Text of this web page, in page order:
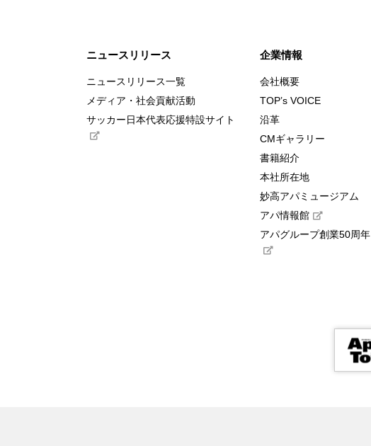
ニュースリリース
ニュースリリース一覧
メディア・社会貢献活動
サッカー日本代表応援特設サイト
企業情報
会社概要
TOP’s VOICE
沿革
CMギャラリー
書籍紹介
本社所在地
妙高アパミュージアム
アパ情報館
アパグループ創業50周年